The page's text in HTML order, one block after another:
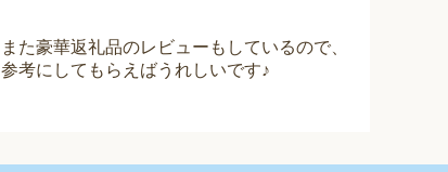
また豪華返礼品のレビューもしているので、
参考にしてもらえばうれしいです♪